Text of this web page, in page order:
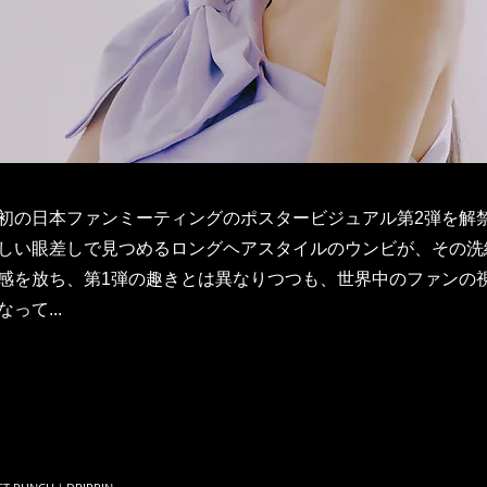
の日本ファンミーティングのポスタービジュアル第2弾を解
い眼差しで見つめるロングヘアスタイルのウンビが、その
を放ち、第1弾の趣きとは異なりつつも、世界中のファンの
って...